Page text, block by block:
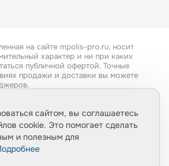
на сайте mpolis-pro.ru, носит
характер и ни при каких
публичной офертой. Точные
продажи и доставки вы можете
персональных данных
конфиденциальности
сайтом, вы соглашаетесь
cookie. Это помогает сделать
и полезным для